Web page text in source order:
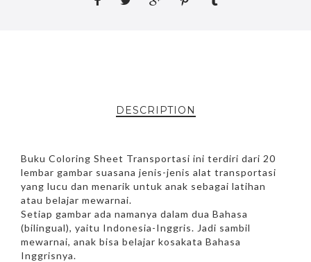
DESCRIPTION
Buku Coloring Sheet Transportasi ini terdiri dari 20
lembar gambar suasana jenis-jenis alat transportasi
yang lucu dan menarik untuk anak sebagai latihan
atau belajar mewarnai.
Setiap gambar ada namanya dalam dua Bahasa
(bilingual), yaitu Indonesia-Inggris. Jadi sambil
mewarnai, anak bisa belajar kosakata Bahasa
Inggrisnya.